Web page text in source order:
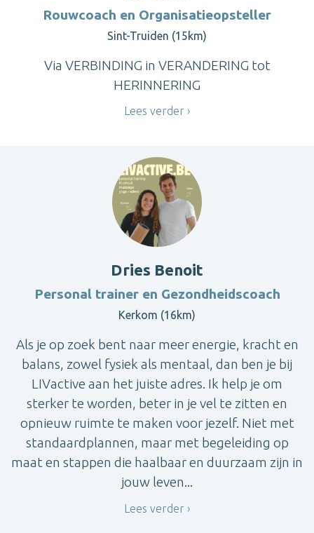
Rouwcoach en Organisatieopsteller
Sint-Truiden (15km)
Via VERBINDING in VERANDERING tot
HERINNERING
Lees verder
Dries Benoit
Personal trainer en Gezondheidscoach
Kerkom (16km)
Als je op zoek bent naar meer energie, kracht en
balans, zowel fysiek als mentaal, dan ben je bij
LIVactive aan het juiste adres. Ik help je om
sterker te worden, beter in je vel te zitten en
opnieuw ruimte te maken voor jezelf. Niet met
standaardplannen, maar met begeleiding op
maat en stappen die haalbaar en duurzaam zijn in
jouw leven...
Lees verder